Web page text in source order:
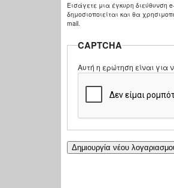
Εισάγετε μια έγκυρη διεύθυνση
δημοσιοποιείται και θα
mail.
CAPTCHA
Αυτή η ερώτηση είναι για